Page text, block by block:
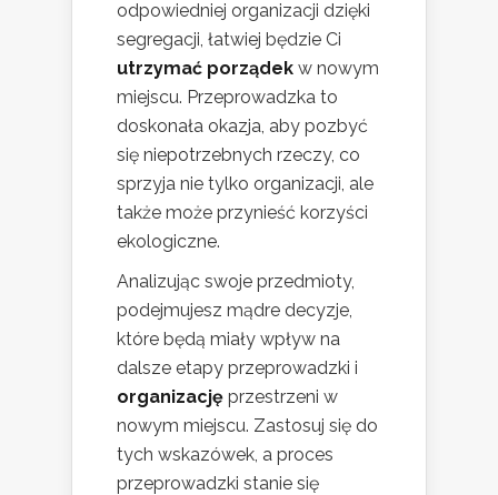
odpowiedniej organizacji dzięki
segregacji, łatwiej będzie Ci
utrzymać porządek w nowym
miejscu. Przeprowadzka to
doskonała okazja, aby pozbyć
się niepotrzebnych rzeczy, co
sprzyja nie tylko organizacji, ale
także może przynieść korzyści
ekologiczne.
Analizując swoje przedmioty,
podejmujesz mądre decyzje,
które będą miały wpływ na
dalsze etapy przeprowadzki i
organizację przestrzeni w
nowym miejscu. Zastosuj się do
tych wskazówek, a proces
przeprowadzki stanie się